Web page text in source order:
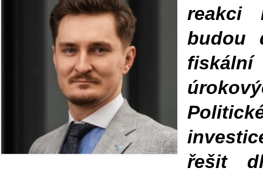
reakci
budou
řešit